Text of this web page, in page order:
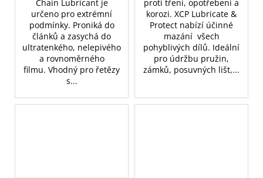
Chain Lubricant je
určeno pro extrémní
podmínky. Proniká do
článků a zasychá do
ultratenkého, nelepivého
a rovnoměrného
filmu. Vhodný pro řetězy
s...
proti tření, opotřebení a
korozi. XCP Lubricate &
Protect nabízí účinné
mazání všech
pohyblivých dílů. Ideální
pro údržbu pružin,
zámků, posuvných lišt,...